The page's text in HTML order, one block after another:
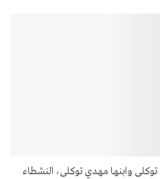
وابنها مهدي توکلی، النشطاء